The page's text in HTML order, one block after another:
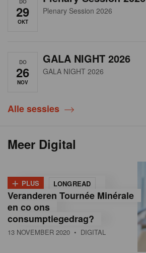
29
OKT
Plenary Session 2026
DO
26
NOV
GALA NIGHT 2026
GALA NIGHT 2026
Alle sessies
Meer Digital
+ PLUS LONGREAD
Veranderen Tournée Minérale
en co ons
consumptiegedrag?
13 NOVEMBER 2020 • DIGITAL